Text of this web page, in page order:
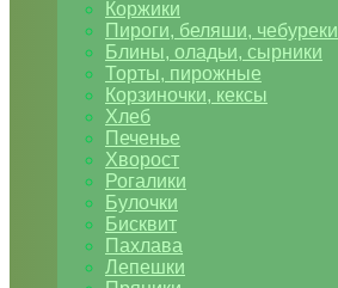
Коржики
Пироги, беляши, чебуреки
Блины, оладьи, сырники
Торты, пирожные
Корзиночки, кексы
Хлеб
Печенье
Хворост
Рогалики
Булочки
Бисквит
Пахлава
Лепешки